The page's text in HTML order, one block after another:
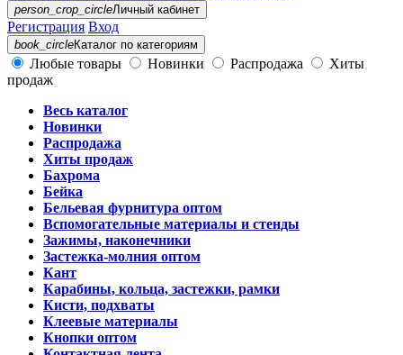
person_crop_circleЛичный кабинет
Регистрация Вход
book_circleКаталог по категориям
Любые товары Новинки Распродажа
Хиты
продаж
Весь каталог
Новинки
Распродажа
Хиты продаж
Бахрома
Бейка
Бельевая фурнитура оптом
Вспомогательные материалы и стенды
Зажимы, наконечники
Застежка-молния оптом
Кант
Карабины, кольца, застежки, рамки
Кисти, подхваты
Клеевые материалы
Кнопки оптом